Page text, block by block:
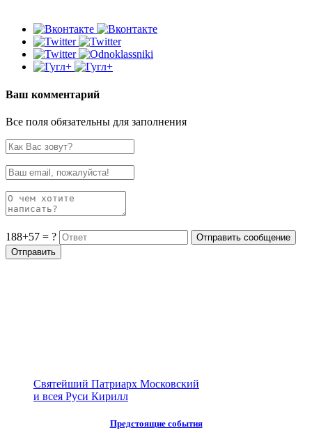
Ваш комментарий
Все поля обязательны для заполнения
188+57 = ?
Святейший Патриарх Московский
и всея Руси Кирилл
Предстоящие события